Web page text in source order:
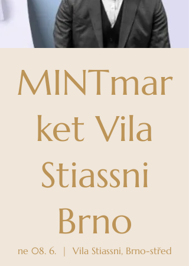
MINTmar
ket Vila
Stiassni
Brno
ne 08. 6.
  |
Vila Stiassni, Brno-střed